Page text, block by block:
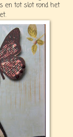
en tot slot rond het